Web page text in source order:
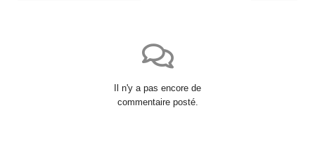
Il n'y a pas encore de
commentaire posté.